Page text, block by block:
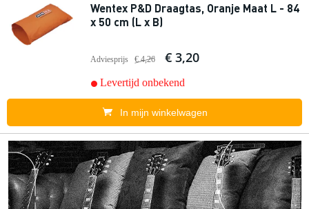
Wentex P&D Draagtas, Oranje Maat L - 84
x 50 cm (L x B)
Adviesprijs € 4,26 € 3,20
Levertijd onbekend
In mijn winkelwagen